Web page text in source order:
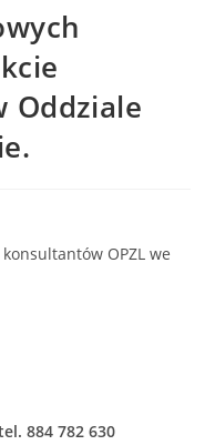
Oddziale
OPZL we
884 782 630